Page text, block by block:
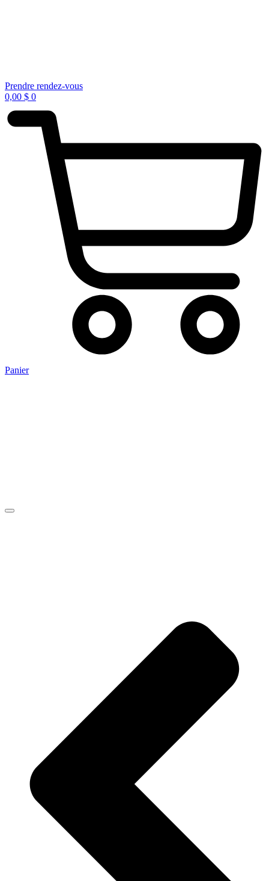
Prendre rendez-vous
0,00 $ 0
Panier